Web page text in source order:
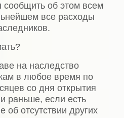
сообщить об этом всем
все расходы
на наследство
в любое время по
со дня открытия
раньше, если есть
отсутствии других